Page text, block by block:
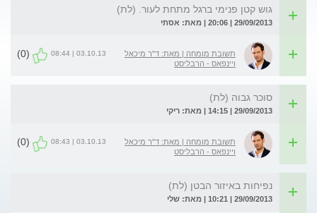
גוש קטן פנימי ברגל מתחת לעור. (לת)
29/09/2013 | 20:06 | מאת: אסתי
תשובת מומחה | מאת: ד"ר מיכאל
ויינפאס - הרבליסט
03.10.13 | 08:44
(0)
סוכר גבוה (לת)
29/09/2013 | 14:15 | מאת: ריקי
תשובת מומחה | מאת: ד"ר מיכאל
ויינפאס - הרבליסט
03.10.13 | 08:43
(0)
נפיחות באיזור הבטן (לת)
29/09/2013 | 10:21 | מאת: שלי